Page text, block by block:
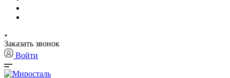
Заказать звонок
Войти